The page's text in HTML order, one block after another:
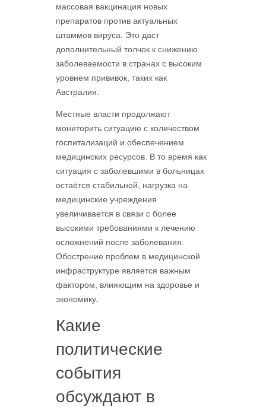
массовая вакцинация новых
препаратов против актуальных
штаммов вируса. Это даст
дополнительный толчок к снижению
заболеваемости в странах с высоким
уровнем прививок, таких как
Австралия.
Местные власти продолжают
мониторить ситуацию с количеством
госпитализаций и обеспечением
медицинских ресурсов. В то время как
ситуация с заболевшими в больницах
остаётся стабильной, нагрузка на
медицинские учреждения
увеличивается в связи с более
высокими требованиями к лечению
осложнений после заболевания.
Обострение проблем в медицинской
инфраструктуре является важным
фактором, влияющим на здоровье и
экономику.
Какие
политические
события
обсуждают в